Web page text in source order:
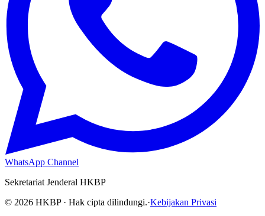
WhatsApp Channel
Sekretariat Jenderal HKBP
© 2026 HKBP · Hak cipta dilindungi.·Kebijakan Privasi